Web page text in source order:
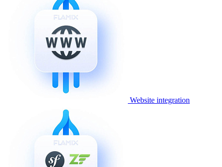
Website integration